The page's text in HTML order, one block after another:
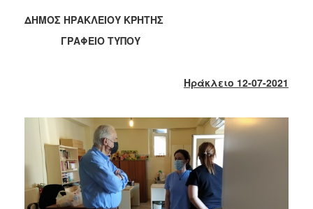
2015
2013
2012
2011
2010
ΔΗΜΟΣ ΗΡΑΚΛΕΙΟΥ ΚΡΗΤΗΣ
ΓΡΑΦΕΙΟ ΤΥΠΟΥ
Ηράκλειο 12-07-2021